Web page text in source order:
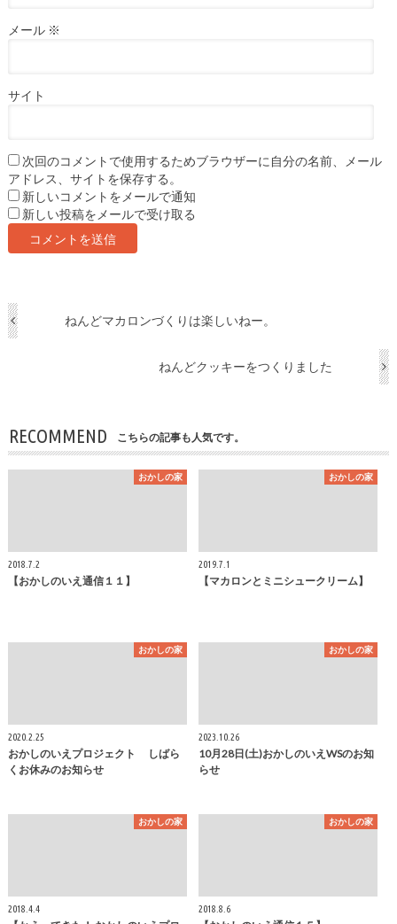
メール ※
サイト
次回のコメントで使用するためブラウザーに自分の名前、メール
アドレス、サイトを保存する。
新しいコメントをメールで通知
新しい投稿をメールで受け取る
ねんどマカロンづくりは楽しいねー。
ねんどクッキーをつくりました
RECOMMEND こちらの記事も人気です。
おかしの家
2018.7.2
【おかしのいえ通信１１】
おかしの家
2019.7.1
【マカロンとミニシュークリーム】
おかしの家
2020.2.25
おかしのいえプロジェクト しばら
くお休みのお知らせ
おかしの家
2023.10.26
10月28日(土)おかしのいえWSのお知
らせ
おかしの家
2018.4.4
おかしの家
2018.8.6